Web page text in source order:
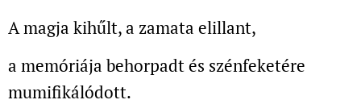
A magja kihűlt, a zamata elillant,
a memóriája behorpadt és szénfeketére
mumifikálódott.